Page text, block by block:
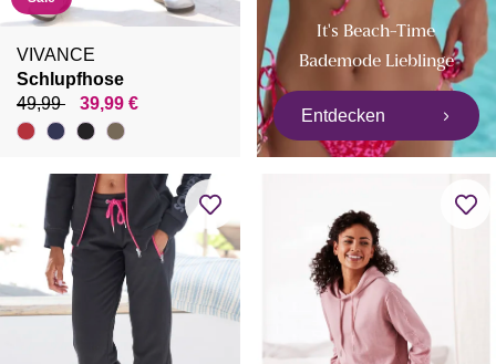
VIVANCE
Schlupfhose
49,99
39,99 €
It's Beach-Time
Bademode Lieblinge
Entdecken